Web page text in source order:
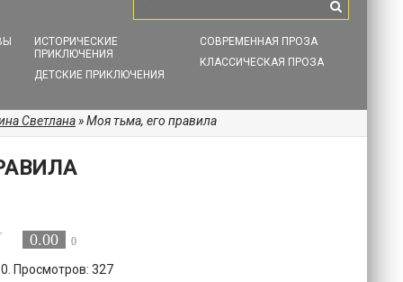
ИСТОРИЧЕСКИЕ
ПРИКЛЮЧЕНИЯ
ДЕТСКИЕ ПРИКЛЮЧЕНИЯ
СОВРЕМЕННАЯ ПРОЗА
КЛАССИЧЕСКАЯ ПРОЗА
Светлана» Моя тьма, его правила
0.00 0
Просмотров: 327